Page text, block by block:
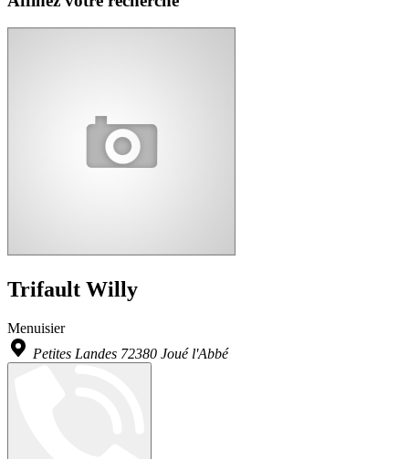
Trifault Willy
Menuisier
Petites Landes 72380 Joué l'Abbé